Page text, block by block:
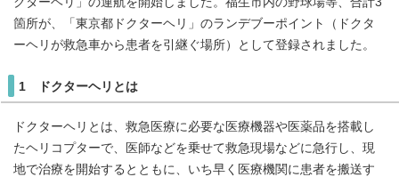
箇所が、「東京都ドクターヘリ」のランデブーポイント（ドクタ
ーヘリが救急車から患者を引継ぐ場所）として登録されました。
1 ドクターヘリとは
ドクターヘリとは、救急医療に必要な医療機器や医薬品を搭載し
たヘリコプターで、医師などを乗せて救急現場などに急行し、現
地で治療を開始するとともに、いち早く医療機関に患者を搬送す